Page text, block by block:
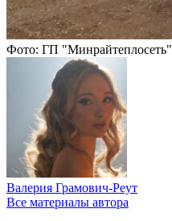
Фото: ГП "Минрайтеплосеть"
Валерия Грамович-Реут
Все материалы автора